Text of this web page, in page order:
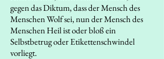
gegen das Diktum, dass der Mensch des
Menschen Wolf sei, nun der Mensch des
Menschen Heil ist oder bloß ein
Selbstbetrug oder Etikettenschwindel
vorliegt.